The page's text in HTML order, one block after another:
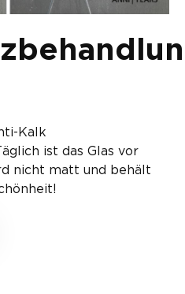
Kalk
ist das Glas vor
nicht matt und behält